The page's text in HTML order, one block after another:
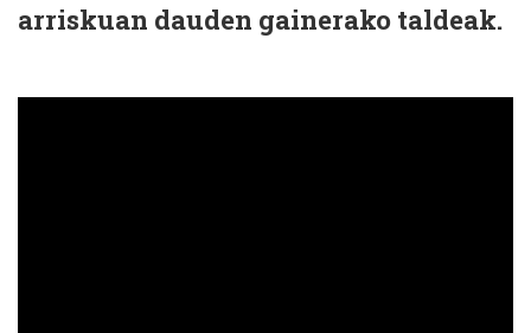
arriskuan dauden gainerako taldeak.